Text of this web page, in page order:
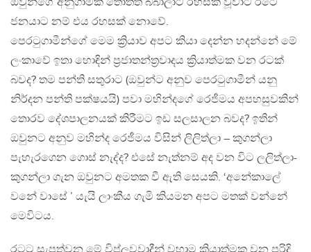
ජනයාට නම් එය රහසක් නොවේ.
පෙරටුගාමීන්ගේ මෙම ක්‍රියාව අපට කියා දෙන්න හදන්නේ මේ
ලංකාවේ ඉතා හොඳින් ප්‍රජාතන්ත්‍රවාදය ක්‍රියාත්මක වන රටක්
බවද? තම පන්ති සතුරාට (ඔවුන්ට අනුව පෙරටුගාමීන් යනු
නිර්දන පන්ති පක්ෂයයි) පවා මහින්දගේ රෙජීමය අපහසුවකින්
තොරව දේශපාලනයක් කිරීමට ඉඩ සලසාලන බවද? ඉතින්
ඔවුනට අනුව මහින්ද රෙජීමය විසින් ලිලිත්ලා – කුගන්ලා
පැහැරගෙන ගොස් නැද්ද? එසේ නැත්නම් අද වන විට ලලිත්ලා-
කුගන්ලා ගැන ඔවුනට අමතක වී ඇති සෙයකි. ‘අනේකාලේ
වනේ වාසේ ’ යැයි ලාංකීය ගැමි කියමන අපට මතක් වන්නේ
මෙවිටය.
රටට සැපත්වන මේ විප්ලවවාදීන් වහාම ක්‍රියාත්මක වන පරිදි